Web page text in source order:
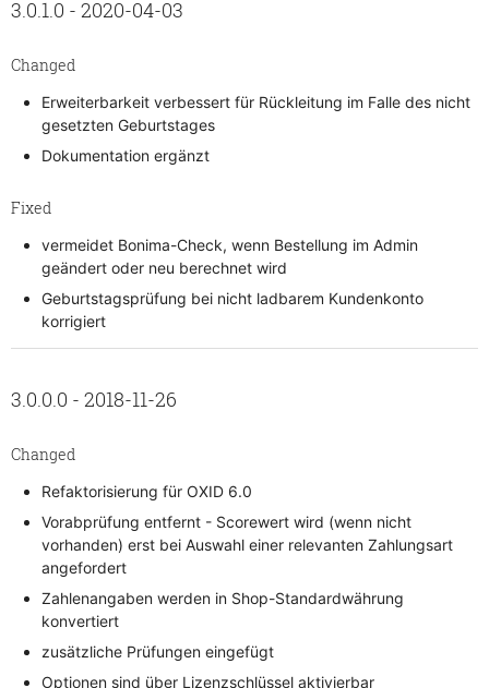
3.0.1.0 - 2020-04-03
Changed
Erweiterbarkeit verbessert für Rückleitung im Falle des nicht
gesetzten Geburtstages
Dokumentation ergänzt
Fixed
vermeidet Bonima-Check, wenn Bestellung im Admin
geändert oder neu berechnet wird
Geburtstagsprüfung bei nicht ladbarem Kundenkonto
korrigiert
3.0.0.0 - 2018-11-26
Changed
Refaktorisierung für OXID 6.0
Vorabprüfung entfernt - Scorewert wird (wenn nicht
vorhanden) erst bei Auswahl einer relevanten Zahlungsart
angefordert
Zahlenangaben werden in Shop-Standardwährung
konvertiert
zusätzliche Prüfungen eingefügt
Optionen sind über Lizenzschlüssel aktivierbar